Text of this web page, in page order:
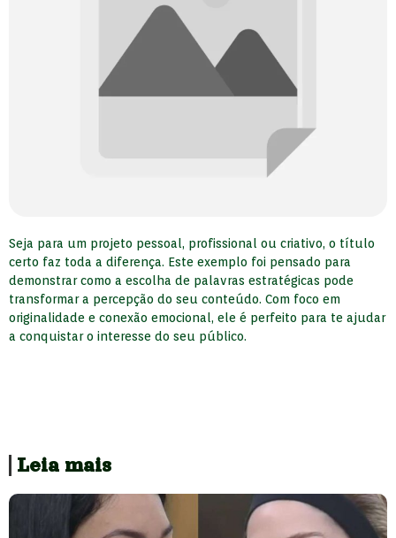
Seja para um projeto pessoal, profissional ou criativo, o título
certo faz toda a diferença. Este exemplo foi pensado para
demonstrar como a escolha de palavras estratégicas pode
transformar a percepção do seu conteúdo. Com foco em
originalidade e conexão emocional, ele é perfeito para te ajudar
a conquistar o interesse do seu público.
Leia mais